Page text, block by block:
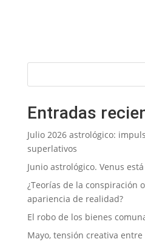
Entradas
Julio 2026 astrológico:
superlativos
Junio astrológico. Venus
¿Teorías de la conspiración
apariencia de realidad?
El robo de los bienes
Mayo, tensión creativa